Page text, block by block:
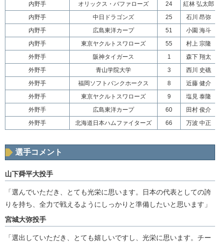
内野手
オリックス・バファローズ 24
紅林 弘太郎
内野手
中日ドラゴンズ 25
石川 昂弥
内野手
広島東洋カープ 51
小園 海斗
内野手
東京ヤクルトスワローズ 55
村上 宗隆
外野手
阪神タイガース 1
森下 翔太
外野手
青山学院大学 3
西川 史礁
外野手
福岡ソフトバンクホークス 8
近藤 健介
外野手
東京ヤクルトスワローズ 9
塩見 泰隆
外野手
広島東洋カープ 60
田村 俊介
外野手
北海道日本ハムファイターズ 66 万波 中正
選手コメント
山下舜平大投手
「選んでいただき、とても光栄に思います。日本の代表としての誇
りを持ち、全力で戦えるようにしっかりと準備したいと思います」
宮城大弥投手
「選出していただき、とても嬉しいですし、光栄に思います。チー